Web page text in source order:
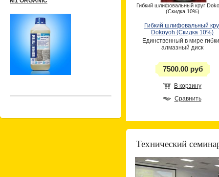
Гибкий шлифовальный круг
(Скидка 10%)
Гибкий шлифовальный
Dokoyoh (Скидка 10%)
Единственный в мире
алмазный диск
7500.00 руб
В корзину
Сравнить
Технический